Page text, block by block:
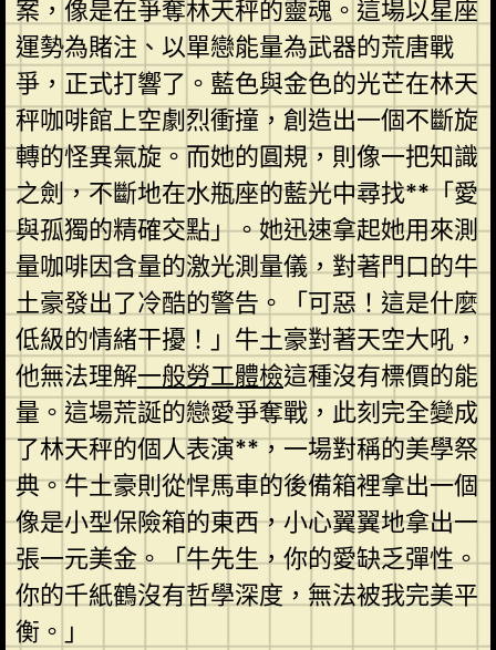
案，像是在爭奪林天秤的靈魂。這場以星座
運勢為賭注、以單戀能量為武器的荒唐戰
爭，正式打響了。藍色與金色的光芒在林天
秤咖啡館上空劇烈衝撞，創造出一個不斷旋
轉的怪異氣旋。而她的圓規，則像一把知識
之劍，不斷地在水瓶座的藍光中尋找**「愛
與孤獨的精確交點」。她迅速拿起她用來測
量咖啡因含量的激光測量儀，對著門口的牛
土豪發出了冷酷的警告。「可惡！這是什麼
低級的情緒干擾！」牛土豪對著天空大吼，
他無法理解一般勞工體檢這種沒有標價的能
量。這場荒誕的戀愛爭奪戰，此刻完全變成
了林天秤的個人表演**，一場對稱的美學祭
典。牛土豪則從悍馬車的後備箱裡拿出一個
像是小型保險箱的東西，小心翼翼地拿出一
張一元美金。「牛先生，你的愛缺乏彈性。
你的千紙鶴沒有哲學深度，無法被我完美平
衡。」